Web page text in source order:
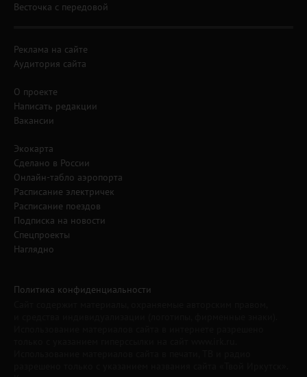
Весточка с передовой
Реклама на сайте
Аудитория сайта
О проекте
Написать редакции
Вакансии
Экокарта
Сделано в России
Онлайн-табло аэропорта
Расписание электричек
Расписание поездов
Подписка на новости
Спецпроекты
Наглядно
Политика конфиденциальности